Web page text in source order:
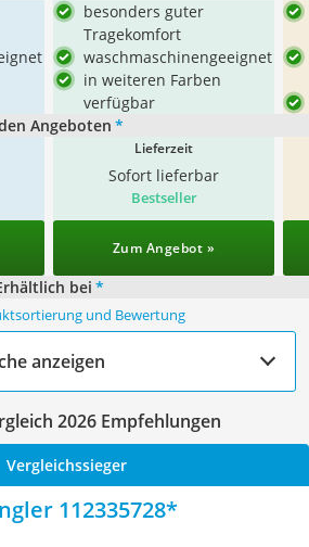
besonders guter
Tragekomfort
waschmaschinengeeignet
in weiteren Farben
verfügbar
Angeboten *
Lieferzeit
Sofort lieferbar
Bestseller
Zum Angebot »
bei *
und Bewertung
anzeigen
2026 Empfehlungen
Vergleichssieger
112335728